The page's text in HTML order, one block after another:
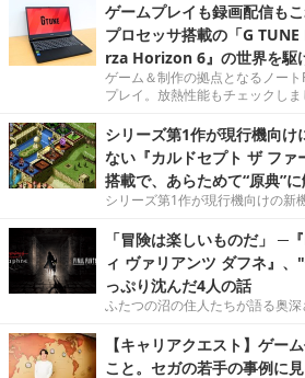
ゲームプレイも録画配信も
プロセッサ搭載の「G
rza Horizon 6』の世界を駆
ゲーム＆制作の拠点となるノー
プレイ。放熱性能もチェックしま
シリーズ第1作が現行機向
ない『カルドセプト ザ ファ
搭載で、あらためて“原典”
シリーズ第1作が現行機向けの新
「冒険は楽しいものだ」 ─
ィ ヴァリアンツ ダフネ』
っぷり沈んだ4人の話
ふたつの沼の住人たちが語る奥深
【キャリアクエスト】ゲー
こと。セガの若手の事例に